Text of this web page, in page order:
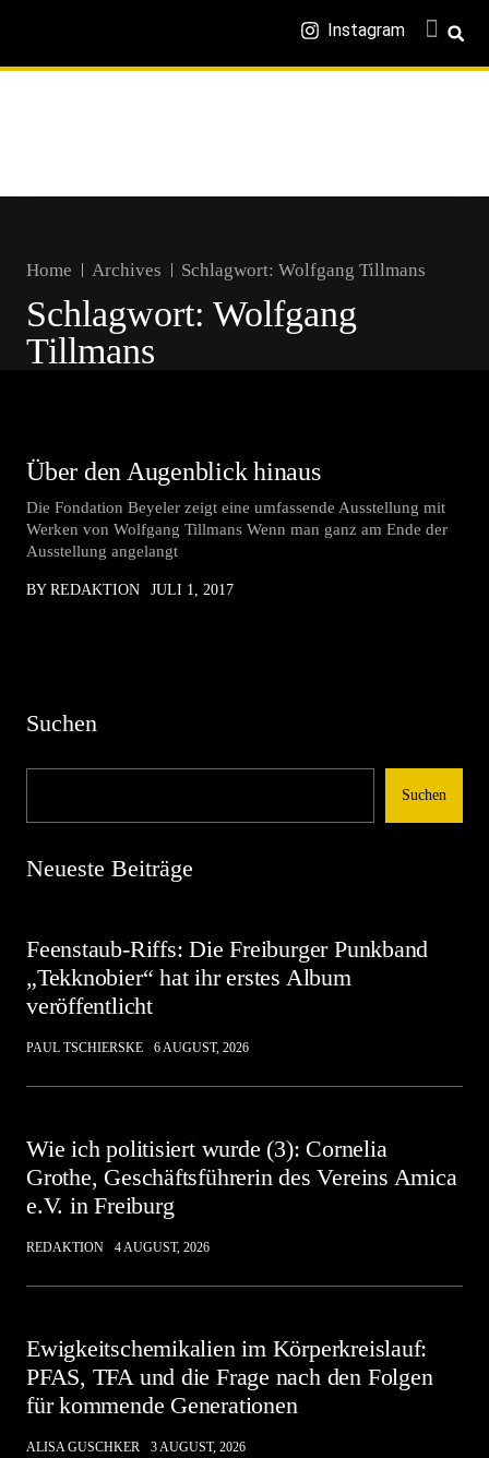
Instagram
Home Archives Schlagwort: Wolfgang Tillmans
Schlagwort: Wolfgang
Tillmans
Über den Augenblick hinaus
Die Fondation Beyeler zeigt eine umfassende Ausstellung mit
Werken von Wolfgang Tillmans Wenn man ganz am Ende der
Ausstellung angelangt
BY REDAKTION JULI 1, 2017
Suchen
Suchen
Neueste Beiträge
Feenstaub-Riffs: Die Freiburger Punkband
„Tekknobier“ hat ihr erstes Album
veröffentlicht
PAUL TSCHIERSKE 6 AUGUST, 2026
Wie ich politisiert wurde (3): Cornelia
Grothe, Geschäftsführerin des Vereins Amica
e.V. in Freiburg
REDAKTION 4 AUGUST, 2026
Ewigkeitschemikalien im Körperkreislauf:
PFAS, TFA und die Frage nach den Folgen
für kommende Generationen
ALISA GUSCHKER 3 AUGUST, 2026